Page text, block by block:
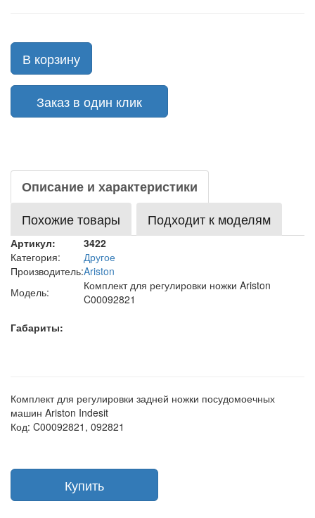
В корзину
Заказ в один клик
Описание и характеристики
Похожие товары
Подходит к моделям
Артикул:
3422
Категория:
Другое
Производитель:Ariston
Модель:
Комплект для регулировки ножки Ariston
C00092821
Габариты:
Комплект для регулировки задней ножки посудомоечных
машин Ariston Indesit
Код: C00092821, 092821